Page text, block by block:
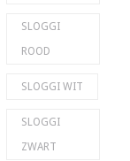
SLOGGI
ROOD
SLOGGI WIT
SLOGGI
ZWART